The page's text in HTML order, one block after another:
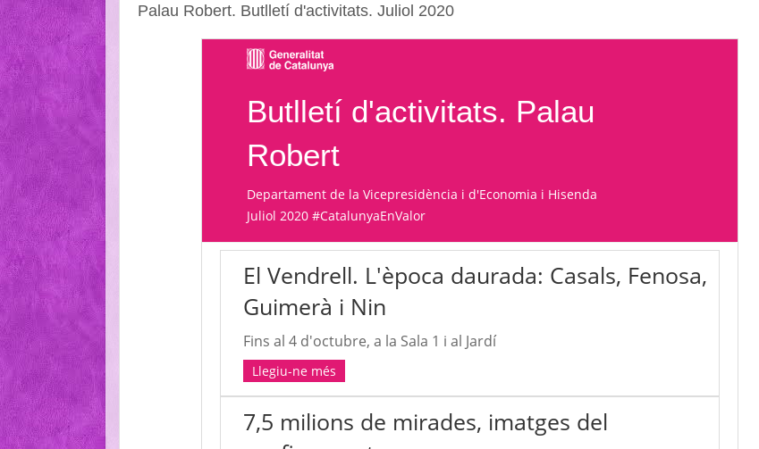
Palau Robert. Butlletí d'activitats. Juliol 2020
Butlletí d'activitats. Palau
Robert
Departament de la Vicepresidència i d'Economia i Hisenda
Juliol 2020 #CatalunyaEnValor
El Vendrell. L'època daurada: Casals, Fenosa,
Guimerà i Nin
Fins al 4 d'octubre, a la Sala 1 i al Jardí
Llegiu-ne més
7,5 milions de mirades, imatges del